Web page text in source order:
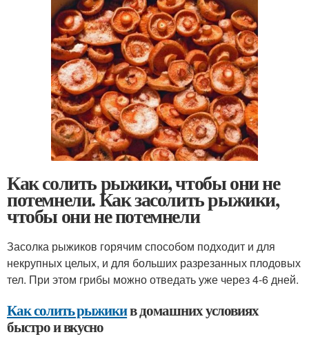
Как солить рыжики, чтобы они не
потемнели. Как засолить рыжики,
чтобы они не потемнели
Засолка рыжиков горячим способом подходит и для
некрупных целых, и для больших разрезанных плодовых
тел. При этом грибы можно отведать уже через 4-6 дней.
Как солить рыжикив домашних условиях
быстро и вкусно